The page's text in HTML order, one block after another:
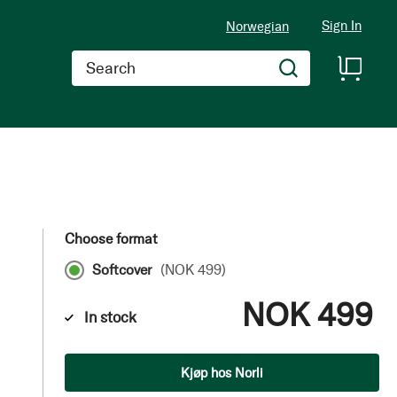
Norwegian Sign In
Search
Choose format
Softcover (NOK 499)
In stock NOK 499
Kjøp hos Norli